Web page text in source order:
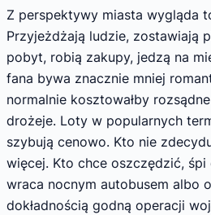
Z perspektywy miasta wygląda
Przyjeżdżają ludzie, zostawiają
pobyt, robią zakupy, jedzą na
fana bywa znacznie mniej
normalnie kosztowałby
drożeje. Loty w popularnych
szybują cenowo. Kto nie
więcej. Kto chce oszczędzić,
wraca nocnym autobusem albo
dokładnością godną operacji